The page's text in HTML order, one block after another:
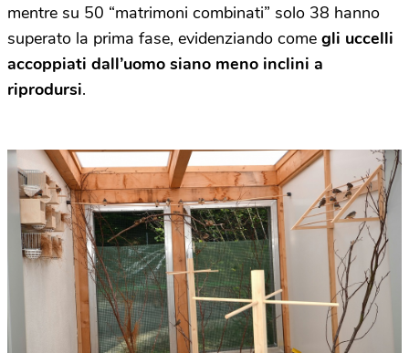
mentre su 50 “matrimoni combinati” solo 38 hanno
superato la prima fase, evidenziando come gli uccelli
accoppiati dall’uomo siano meno inclini a
riprodursi.